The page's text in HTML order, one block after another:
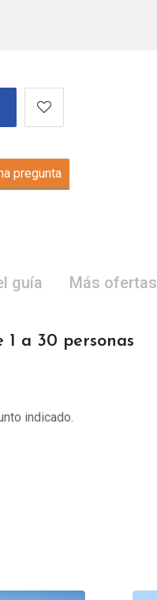
pregunta
guía Más ofertas
1 a 30 personas
indicado.